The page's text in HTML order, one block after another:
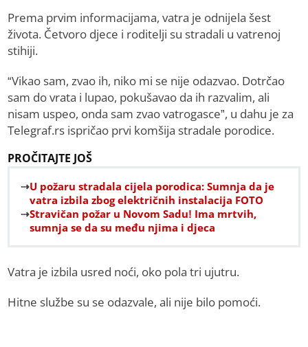
Prema prvim informacijama, vatra je odnijela šest
života. Četvoro djece i roditelji su stradali u vatrenoj
stihiji.
“Vikao sam, zvao ih, niko mi se nije odazvao. Dotrčao
sam do vrata i lupao, pokušavao da ih razvalim, ali
nisam uspeo, onda sam zvao vatrogasce”, u dahu je za
Telegraf.rs ispričao prvi komšija stradale porodice.
PROČITAJTE JOŠ
U požaru stradala cijela porodica: Sumnja da je
vatra izbila zbog električnih instalacija FOTO
Stravičan požar u Novom Sadu! Ima mrtvih,
sumnja se da su među njima i djeca
Vatra je izbila usred noći, oko pola tri ujutru.
Hitne službe su se odazvale, ali nije bilo pomoći.